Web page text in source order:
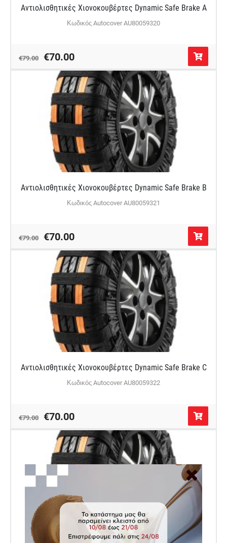
Αντιολισθητικές Χιονοκουβέρτες Dynamic Safe Brake A
Κωδικός Autocover AU80059320
€79.00 €70.00
Αντιολισθητικές Χιονοκουβέρτες Dynamic Safe Brake B
Κωδικός Autocover AU80059321
€79.00 €70.00
Αντιολισθητικές Χιονοκουβέρτες Dynamic Safe Brake C
Κωδικός Autocover AU80059322
€79.00 €70.00